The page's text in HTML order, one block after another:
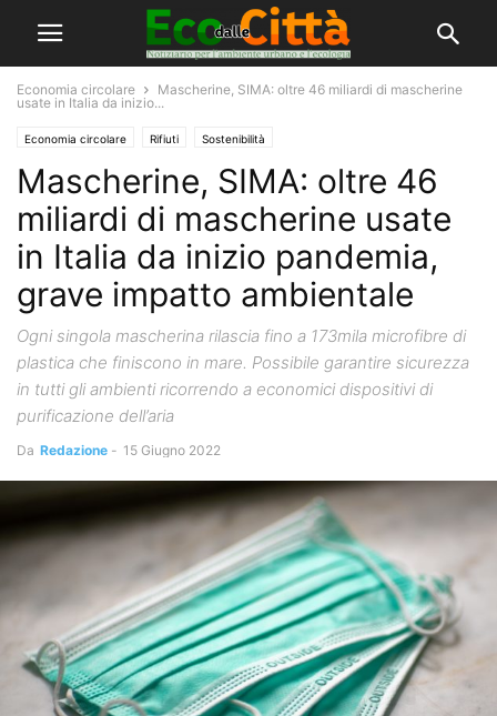
Economia circolare
Mascherine, SIMA: oltre 46 miliardi di mascherine
usate in Italia da inizio...
Economia circolare Rifiuti Sostenibilità
Mascherine, SIMA: oltre 46
miliardi di mascherine usate
in Italia da inizio pandemia,
grave impatto ambientale
Ogni singola mascherina rilascia fino a 173mila microfibre di
plastica che finiscono in mare. Possibile garantire sicurezza
in tutti gli ambienti ricorrendo a economici dispositivi di
purificazione dell’aria
Da Redazione - 15 Giugno 2022